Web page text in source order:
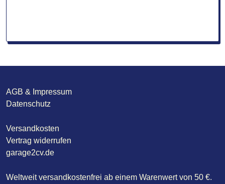
AGB & Impressum
Datenschutz
Versandkosten
Vertrag widerrufen
garage2cv.de
Weltweit versandkostenfrei ab einem Warenwert von 50 €.